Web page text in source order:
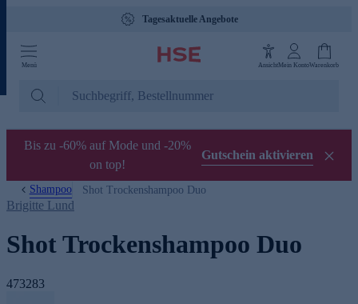
Tagesaktuelle Angebote
Menü AnsichtMein KontoWarenkorb
Bis zu -60% auf Mode und -20%
on top!
Gutschein aktivieren
Shampoo Shot Trockenshampoo Duo
Brigitte Lund
Shot Trockenshampoo Duo
473283